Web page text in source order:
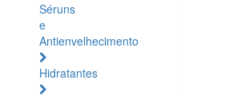
Séruns
e
Antienvelhecimento
Hidratantes